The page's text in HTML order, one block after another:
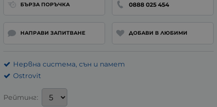
БЪРЗА ПОРЪЧКА 0888 025 454
НАПРАВИ ЗАПИТВАНЕ ДОБАВИ В ЛЮБИМИ
Нервна система, сън и памет
Ostrovit
Рейтинг: